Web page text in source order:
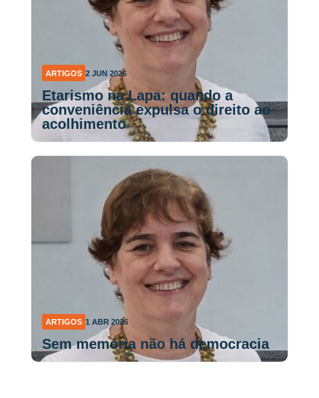
ARTIGOS 2 JUN 2026
Etarismo na Lapa: quando a
conveniência expulsa o direito ao
acolhimento
ARTIGOS 1 ABR 2026
Sem memória não há democracia